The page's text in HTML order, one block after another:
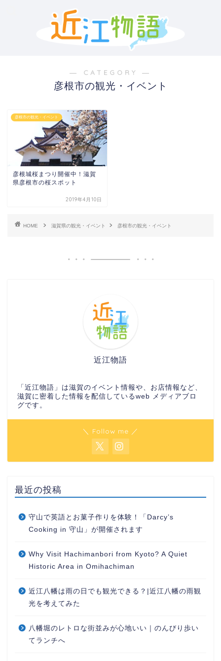
― CATEGORY ―
彦根市の観光・イベント
彦根市の観光・イベント
彦根城桜まつり開催中！滋賀
県彦根市の桜スポット
2019年4月10日
HOME 滋賀県の観光・イベント 彦根市の観光・イベント
近江物語
「近江物語」は滋賀のイベント情報や、お店情報など、
滋賀に密着した情報を配信しているweb メディアブロ
グです。
＼ Follow me ／
最近の投稿
守山で英語とお菓子作りを体験！「Darcy’s
Cooking in 守山」が開催されます
Why Visit Hachimanbori from Kyoto? A Quiet
Historic Area in Omihachiman
近江八幡は雨の日でも観光できる？|近江八幡の雨観
光を考えてみた
八幡堀のレトロな街並みが心地いい｜のんびり歩い
てランチへ